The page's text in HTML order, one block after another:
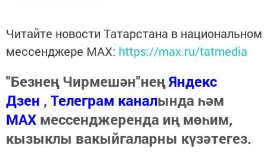
Читайте новости Татарстана в национальном
мессенджере MАХ: https://max.ru/tatmedia
"Безнең Чирмешән"неңЯндекс
Дзен , Телеграм каналында һәм
МАХ мессенджеренда иң мөһим,
кызыклы вакыйгаларны күзәтегез.